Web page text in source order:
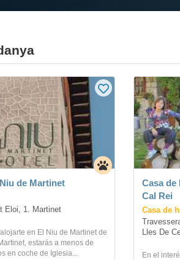
de Martinet
Eloi, 1. Martinet
en El Niu de Martinet de
estarás a menos de
en coche de Iglesia...
Casa de
Cal Rei
Casa de
Lles De
En el